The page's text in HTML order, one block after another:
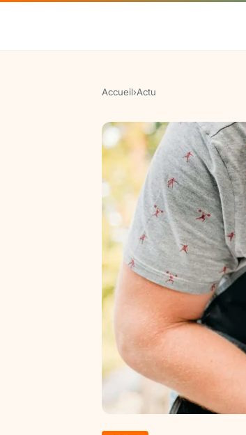
Accueil›Actu